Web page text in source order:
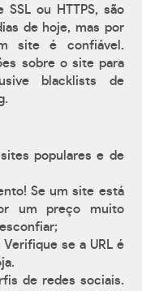
SSL ou HTTPS, são
de hoje, mas por
site é confiável.
sobre o site para
blacklists de
populares e de
Se um site está
um preço muito
se a URL é
de redes sociais.